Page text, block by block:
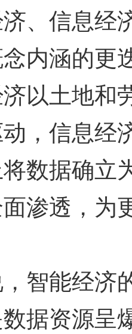
、信息经
内涵的更
以土地和
，信息经
数据确立
渗透，为
能经济
据资源呈